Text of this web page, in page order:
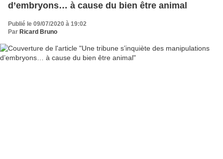
d’embryons… à cause du bien être animal
Publié le 09/07/2020 à 19:02
Par Ricard Bruno